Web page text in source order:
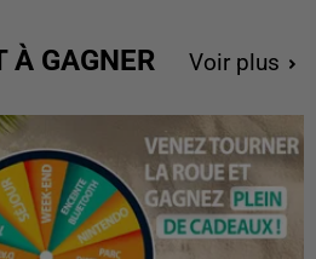
À GAGNER Voir plus